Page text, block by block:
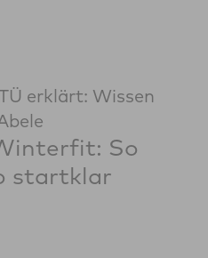
erklärt: Wissen
So
startklar